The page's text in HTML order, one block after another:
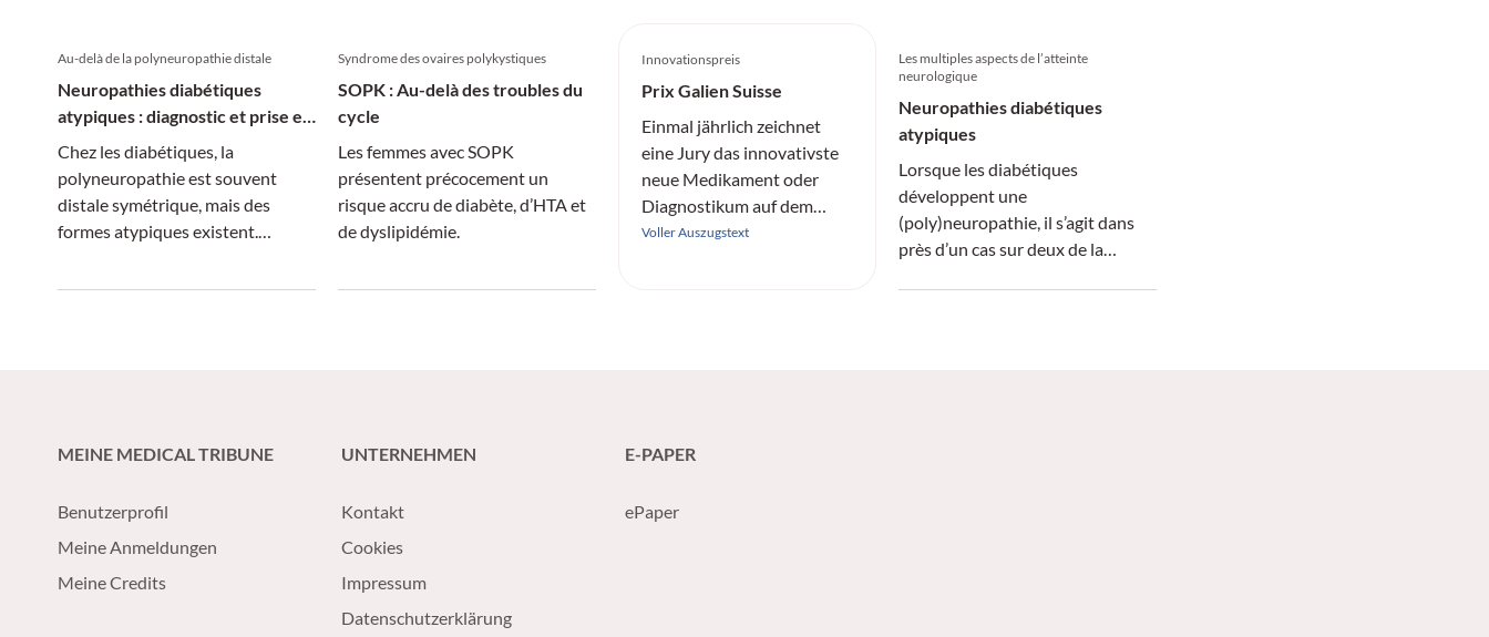
Au-delà de la polyneuropathie distale
Neuropathies diabétiques
atypiques : diagnostic et prise en
charge
Chez les diabétiques, la
polyneuropathie est souvent
distale symétrique, mais des
formes atypiques existent.
Syndrome des ovaires polykystiques
SOPK : Au-delà des troubles du
cycle
Les femmes avec SOPK
présentent précocement un
risque accru de diabète, d’HTA et
de dyslipidémie.
Innovationspreis
Prix Galien Suisse
Einmal jährlich zeichnet
eine Jury das innovativste
neue Medikament oder
Diagnostikum auf dem
Schweizer Markt aus.
Voller Auszugstext
Les multiples aspects de l’atteinte
neurologique
Neuropathies diabétiques
atypiques
Lorsque les diabétiques
développent une
(poly)neuropathie, il s’agit dans
près d’un cas sur deux de la
MEINE MEDICAL TRIBUNE
Benutzerprofil
Meine Anmeldungen
Meine Credits
UNTERNEHMEN
Kontakt
Cookies
Impressum
Datenschutzerklärung
E-PAPER
ePaper